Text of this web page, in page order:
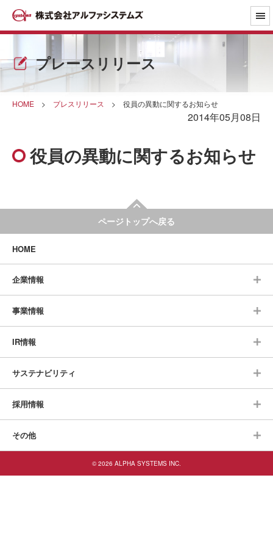
プレースリリース
HOME > プレスリリース > 役員の異動に関するお知らせ
2014年05月08日
役員の異動に関するお知らせ
ページトップへ戻る
HOME
企業情報
事業情報
IR情報
サステナビリティ
採用情報
その他
© 2026 ALPHA SYSTEMS INC.